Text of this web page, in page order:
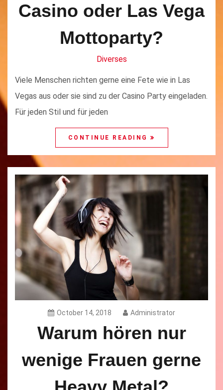
Casino oder Las Vega
Mottoparty?
Diverses
Viele Menschen richten gerne eine Fete wie in Las
Vegas aus oder sie sind zu der Casino Party eingeladen.
Für jeden Stil und für jeden
CONTINUE READING
October 14, 2018 Administrator
Warum hören nur
wenige Frauen gerne